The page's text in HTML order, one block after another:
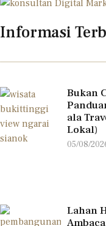
Informasi
Bukan
ala
Lokal)
05/08/
Lahan